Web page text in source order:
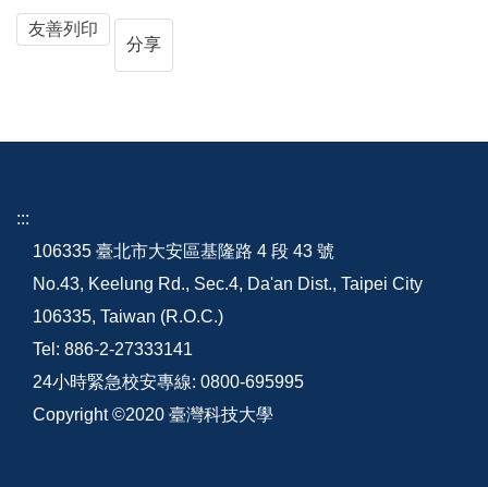
友善列印
分享
:::
106335 臺北市大安區基隆路 4 段 43 號
No.43, Keelung Rd., Sec.4, Da'an Dist., Taipei City
106335, Taiwan (R.O.C.)
Tel: 886-2-27333141
24小時緊急校安專線: 0800-695995
Copyright ©2020 臺灣科技大學